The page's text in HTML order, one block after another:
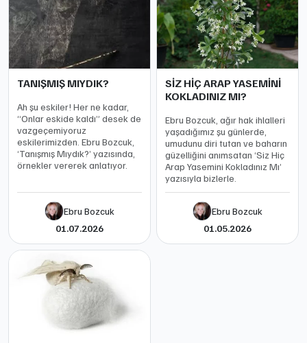
TANIŞMIŞ MIYDIK?
Ah şu eskiler! Her ne kadar,
“Onlar eskide kaldı” desek de
vazgeçemiyoruz
eskilerimizden. Ebru Bozcuk,
‘Tanışmış Mıydık?’ yazısında,
örnekler vererek anlatıyor.
Ebru Bozcuk
01.07.2026
SİZ HİÇ ARAP YASEMİNİ
KOKLADINIZ MI?
Ebru Bozcuk, ağır hak ihlalleri
yaşadığımız şu günlerde,
umudunu diri tutan ve baharın
güzelliğini anımsatan ‘Siz Hiç
Arap Yasemini Kokladınız Mı’
yazısıyla bizlerle.
Ebru Bozcuk
01.05.2026